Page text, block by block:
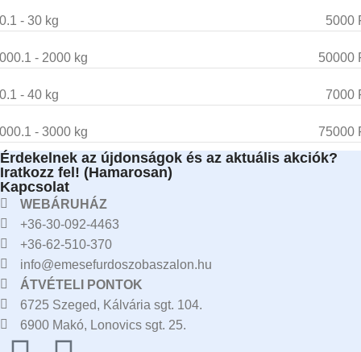
- 30 kg 5000
- 2000 kg 50000
- 40 kg 7000
- 3000 kg 75000
Érdekelnek az újdonságok és az aktuális akciók?
Iratkozz fel! (Hamarosan)
Kapcsolat
WEBÁRUHÁZ
+36-30-092-4463
+36-62-510-370
info@emesefurdoszobaszalon.hu
ÁTVÉTELI PONTOK
6725 Szeged, Kálvária sgt. 104.​
6900 Makó, Lonovics sgt. 25.